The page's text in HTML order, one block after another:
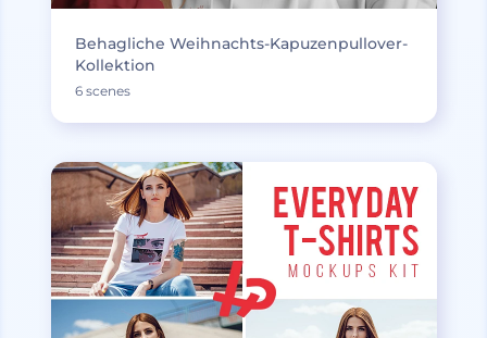
Behagliche Weihnachts-Kapuzenpullover-
Kollektion
6 scenes